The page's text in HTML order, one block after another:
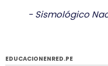
- Sismológico
EDUCACIONENRED.PE